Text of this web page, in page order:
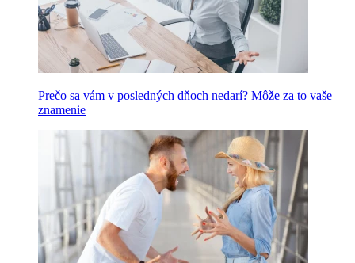
Prečo sa vám v posledných dňoch nedarí? Môže za to vaše
znamenie